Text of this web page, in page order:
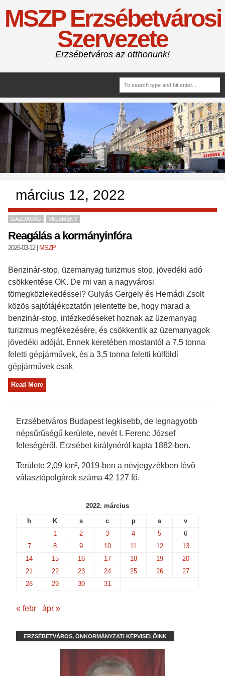
MSZP Erzsébetvárosi
Szervezete
Erzsébetváros az otthonunk!
március 12, 2022
GAZDASÁG VÉLEMÉNY
Reagálás a kormányinfóra
2026-03-12| MSZP
Benzinár-stop, üzemanyag turizmus stop, jövedéki adó
csökkentése OK. De mi van a nagyvárosi
tömegközlekedéssel? Gulyás Gergely és Hernádi Zsolt
közös sajtótájékoztatón jelentette be, hogy marad a
benzinár-stop, intézkedéseket hoznak az üzemanyag
turizmus megfékezésére, és csökkentik az üzemanyagok
jövedéki adóját. Ennek keretében mostantól a 7,5 tonna
feletti gépjárművek, és a 3,5 tonna feletti külföldi
gépjárművek csak
Read More
Erzsébetváros Budapest legkisebb, de legnagyobb
népsűrűségű kerülete, nevét I. Ferenc József
feleségéről, Erzsébet királynéról kapta 1882-ben.
Területe 2,09 km², 2019-ben a névjegyzékben lévő
választópolgárok száma 42 127 fő.
2022. március
h
K s c p s
v
1
2 3 4 5
6
7
8 9 10 11 12
13
14
15 16 17 18 19
20
21
22 23 24 25 26
27
28
29 30 31
« febr ápr »
ERZSÉBETVÁROS, ÖNKORMÁNYZATI KÉPVISELŐINK